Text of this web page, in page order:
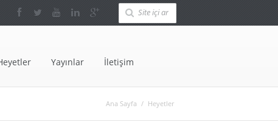
Yayınlar İletişim
Ana Sayfa / Heyetler